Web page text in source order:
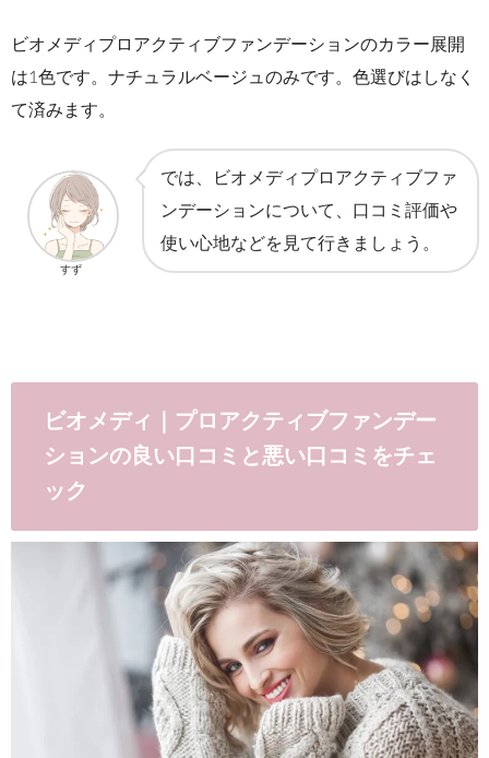
ビオメディプロアクティブファンデーションのカラー展開
は1色です。ナチュラルベージュのみです。色選びはしなく
て済みます。
では、ビオメディプロアクティブファ
ンデーションについて、口コミ評価や
使い心地などを見て行きましょう。
すず
ビオメディ｜プロアクティブファンデー
ションの良い口コミと悪い口コミをチェ
ック